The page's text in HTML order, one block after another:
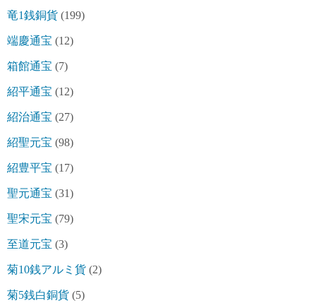
竜1銭銅貨 (199)
端慶通宝 (12)
箱館通宝 (7)
紹平通宝 (12)
紹治通宝 (27)
紹聖元宝 (98)
紹豊平宝 (17)
聖元通宝 (31)
聖宋元宝 (79)
至道元宝 (3)
菊10銭アルミ貨 (2)
菊5銭白銅貨 (5)